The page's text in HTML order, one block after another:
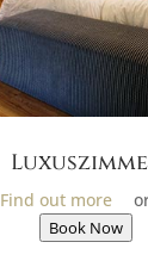
Find out more
Book Now